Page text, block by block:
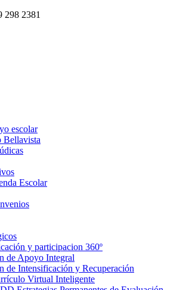
298 2381
escolar
Bellavista
Escolar
y participacion 360º
de Apoyo Integral
de Intensificación y Recuperación
Virtual Inteligente